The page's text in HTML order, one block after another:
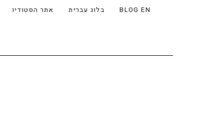
אתר הסטודיו בלוג עברית BLOG EN